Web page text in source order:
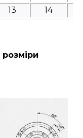
13 14